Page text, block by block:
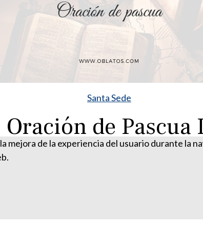
Santa Sede
Oración de Pascua
mejora de la experiencia del usuario durante la